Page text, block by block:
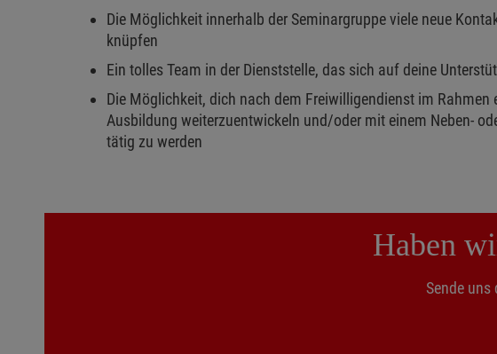
Die Möglichkeit innerhalb der Seminargruppe viele neue
knüpfen
Ein tolles Team in der Dienststelle, das sich auf deine
Die Möglichkeit, dich nach dem Freiwilligendienst im Rahmen
Ausbildung weiterzuentwickeln und/oder mit einem Neben-
tätig zu werden
Haben
Sende uns